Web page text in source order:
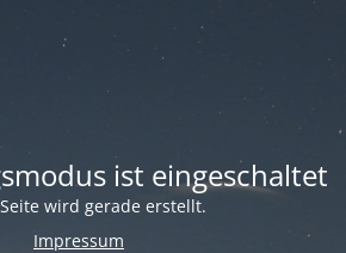
ist eingeschaltet
wird gerade erstellt.
Impressum